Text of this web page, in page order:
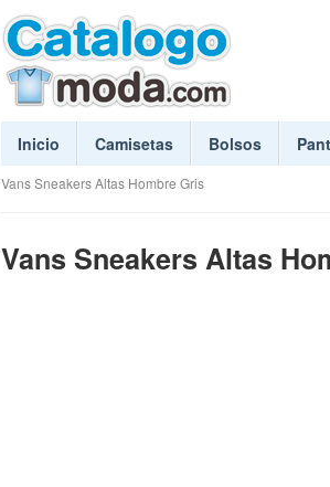
Inicio Camisetas Bolsos
Vans Sneakers Altas Hombre Gris
Vans Sneakers Altas